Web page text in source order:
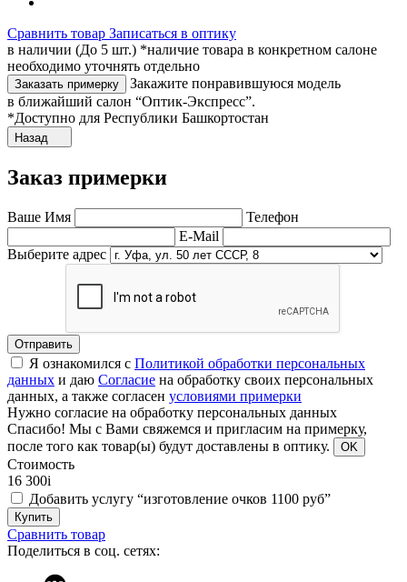
Сравнить товар Записаться в оптику
в наличии (До 5 шт.) *наличие товара в конкретном салоне
необходимо уточнять отдельно
Заказать примерку
Закажите понравившуюся модель
в ближайший салон “Оптик-Экспресс”.
*Доступно для Республики Башкортостан
Назад
Заказ примерки
Ваше Имя
Телефон
E-Mail
Выберите адрес
Отправить
Я ознакомился с Политикой обработки персональных
данных и даю Согласие на обработку своих персональных
данных, а также согласен условиями примерки
Нужно согласие на обработку персональных данных
Спасибо! Мы с Вами свяжемся и пригласим на примерку,
после того как товар(ы) будут доставлены в оптику.
OK
Стоимость
16 300i
Добавить услугу “изготовление очков 1100 руб”
Купить
Сравнить товар
Поделиться в соц. сетях: